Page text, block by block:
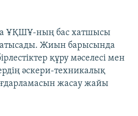
ҰҚШҰ-ның бас хатшысы
Жиын барысында
құру мәселесі мен
әскери-техникалық
жасау жайы